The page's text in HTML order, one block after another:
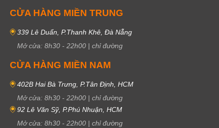
CỬA HÀNG MIỀN TRUNG
339 Lê Duẩn, P.Thanh Khê, Đà Nẵng
Mở cửa: 8h30 - 22h00 | chỉ đường
CỬA HÀNG MIỀN NAM
402B Hai Bà Trưng, P.Tân Định, HCM
Mở cửa: 8h30 - 22h00 | chỉ đường
92 Lê Văn Sỹ, P.Phú Nhuận, HCM
Mở cửa: 8h30 - 22h00 | chỉ đường